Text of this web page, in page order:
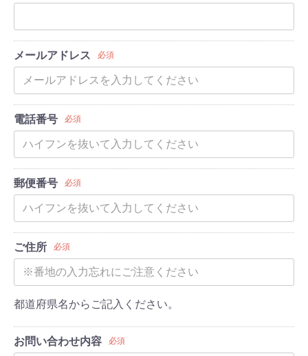
メールアドレス 必須
電話番号 必須
郵便番号 必須
ご住所 必須
都道府県名からご記入ください。
お問い合わせ内容 必須